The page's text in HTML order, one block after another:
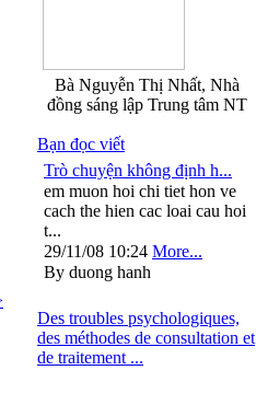
Bà Nguyễn Thị Nhất, Nhà
đồng sáng lập Trung tâm NT
Bạn đọc viết
Trò chuyện không định h...
em muon hoi chi tiet hon ve
cach the hien cac loai cau hoi
t...
29/11/08 10:24 More...
By duong hanh
Des troubles psychologiques,
des méthodes de consultation et
de traitement ...